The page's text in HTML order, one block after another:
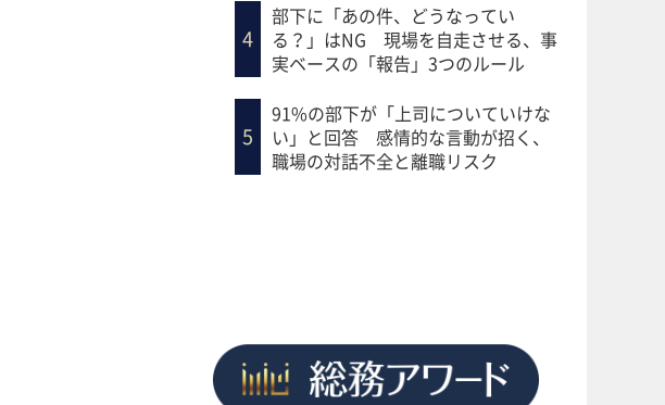
部下に「あの件、どうなってい
る？」はNG 現場を自走させる、事
実ベースの「報告」3つのルール
91%の部下が「上司についていけな
い」と回答 感情的な言動が招く、
職場の対話不全と離職リスク